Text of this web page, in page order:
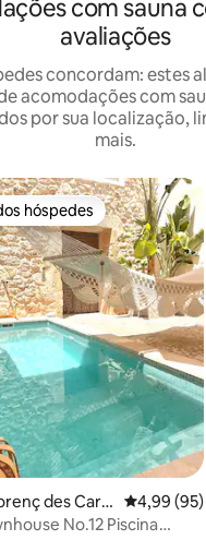
com sauna
avaliações
concordam: estes
acomodações com
por sua localização,
mais.
preferidos dos hóspedes
hóspedes
des Card
4,99 de
4,99 (95)
No.12 Piscina